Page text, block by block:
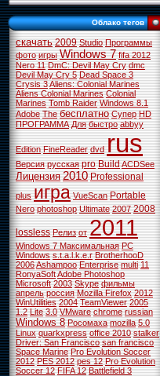
Облако тегов
скачать 2009 Studio Программы
фото игры Windows 7 fifa 2012
Nero 11 DmC: Devil May Cry dmc
Devil May Cry 5 Dead Space 3
Crysis 3Aliens: Colonial Marines
Aliens Colonial Marines Colonial
Marines Tomb Raider Windows 8.1
Adobe The бесплатно Супер HD
ПРОГРАММА Для быстро abbyy
Edition FineReader dvd rus
Версия русская pro BuildACDSee
Лицензия 2010 Professional
plus игра VueScan Portable
Nero photoshop Ultimate 2007 2008
lossless Релиз от 2011
Windows 7 Максимальная PC
Windows s.t.a.l.k.e.r BrotherhooD
2006Ashampoo Enterprise multi 11
RonyaSoftAdobe Photoshop
Microsoft 2003 Skype фильмы
апрель россия Mozilla Firefox 2012
WinUtilities 2004 TeamViewer 2005
1.2 Lite 3.0 VMware chrome russian
Windows 8 Росомаха mozilla 5.0
Linux quarkxpress office 2010 stalker
Driver: San Francisco san francisco
Space Marine Pro Evolution Soccer
2012 PES 2012 pes 12 Pro Evolution
Soccer 12 FIFA 12 Battlefield 3